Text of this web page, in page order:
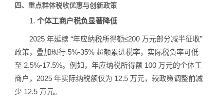
四、重点群体税收优惠与创新政策
1. 个体工商户税负显著降低
2025 年延续 “年应纳税所得额≤200 万元部分减半征收”
政策，叠加现行 5%-35% 超额累进税率，实际税负率可低
至 2.5%-17.5%。例如，年应纳税所得额 100 万元的个体工
商户，2025 年实际纳税额仅为 12.5 万元，较政策调整前减
少 12.5 万元。